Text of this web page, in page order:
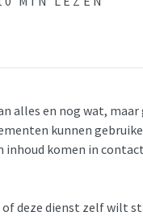
en nog wat, maar
kunnen
inhoud komen in
deze dienst zelf wilt